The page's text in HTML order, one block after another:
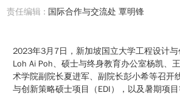
责任编辑 : 国际合作与交流处 覃明锋
2023年3月7日，新加坡国立大学工程设计
Loh Ai Poh、硕士与终身教育办公室杨凯、
术学院副院长夏进军、副院长彭小希等召开
与创新策略硕士项目（EDI），以及暑期项目